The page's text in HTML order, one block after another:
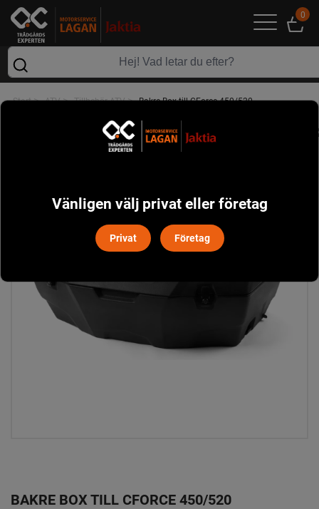
0
Start> ATV> Tillbehör ATV> Bakre Box till CForce 450/520
BAKRE BOX TILL CFORCE 450/520
Vänligen välj privat eller företag
Privat Företag